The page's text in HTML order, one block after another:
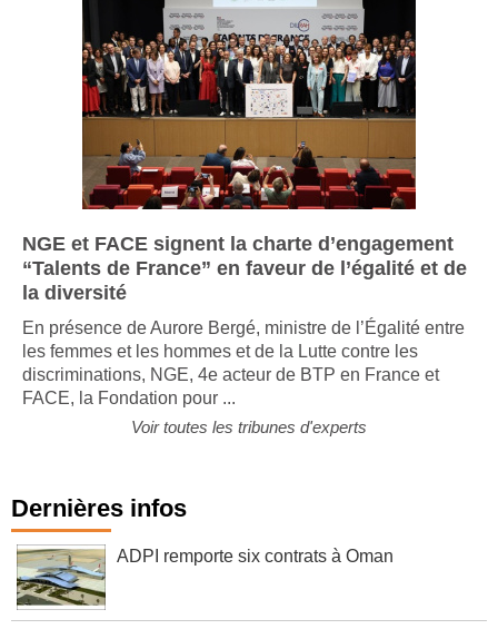
NGE et FACE signent la charte d’engagement
“Talents de France” en faveur de l’égalité et de
En présence de Aurore Bergé, ministre de l’Égalité entre
les femmes et les hommes et de la Lutte contre les
discriminations, NGE, 4e acteur de BTP en France et
Dernières infos